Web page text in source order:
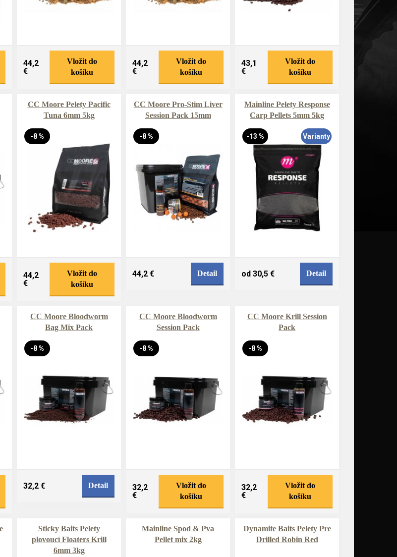
44,2
€
Vložit do
košíku
44,2
€
Vložit do
košíku
43,1
€
Vložit do
košíku
CC Moore Pelety Pacific
Tuna 6mm 5kg
-8 %
44,2
€
Vložit do
košíku
CC Moore Pro-Stim Liver
Session Pack 15mm
-8 %
44,2 € Detail
Mainline Pelety Response
Carp Pellets 5mm 5kg
-13 % Varianty
od 30,5 € Detail
CC Moore Bloodworm
Bag Mix Pack
-8 %
32,2 € Detail
CC Moore Bloodworm
Session Pack
-8 %
32,2
€
Vložit do
košíku
CC Moore Krill Session
Pack
-8 %
32,2
€
Vložit do
košíku
Sticky Baits Pelety
plovoucí Floaters Krill
6mm 3kg
Mainline Spod & Pva
Pellet mix 2kg
Dynamite Baits Pelety Pre
Drilled Robin Red